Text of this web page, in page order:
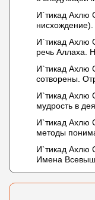
Усмана ибн
дела и
И`тикад Ахлю
описывается
И`тикад Ахлю
речь Аллаха.
И`тикад Ахлю
сотворены.
И`тикад Ахлю
мудрость в
не пришло в
Таймийи
И`тикад Ахлю
методы
Что означает
(без образа)?
И`тикад Ахлю
Имена